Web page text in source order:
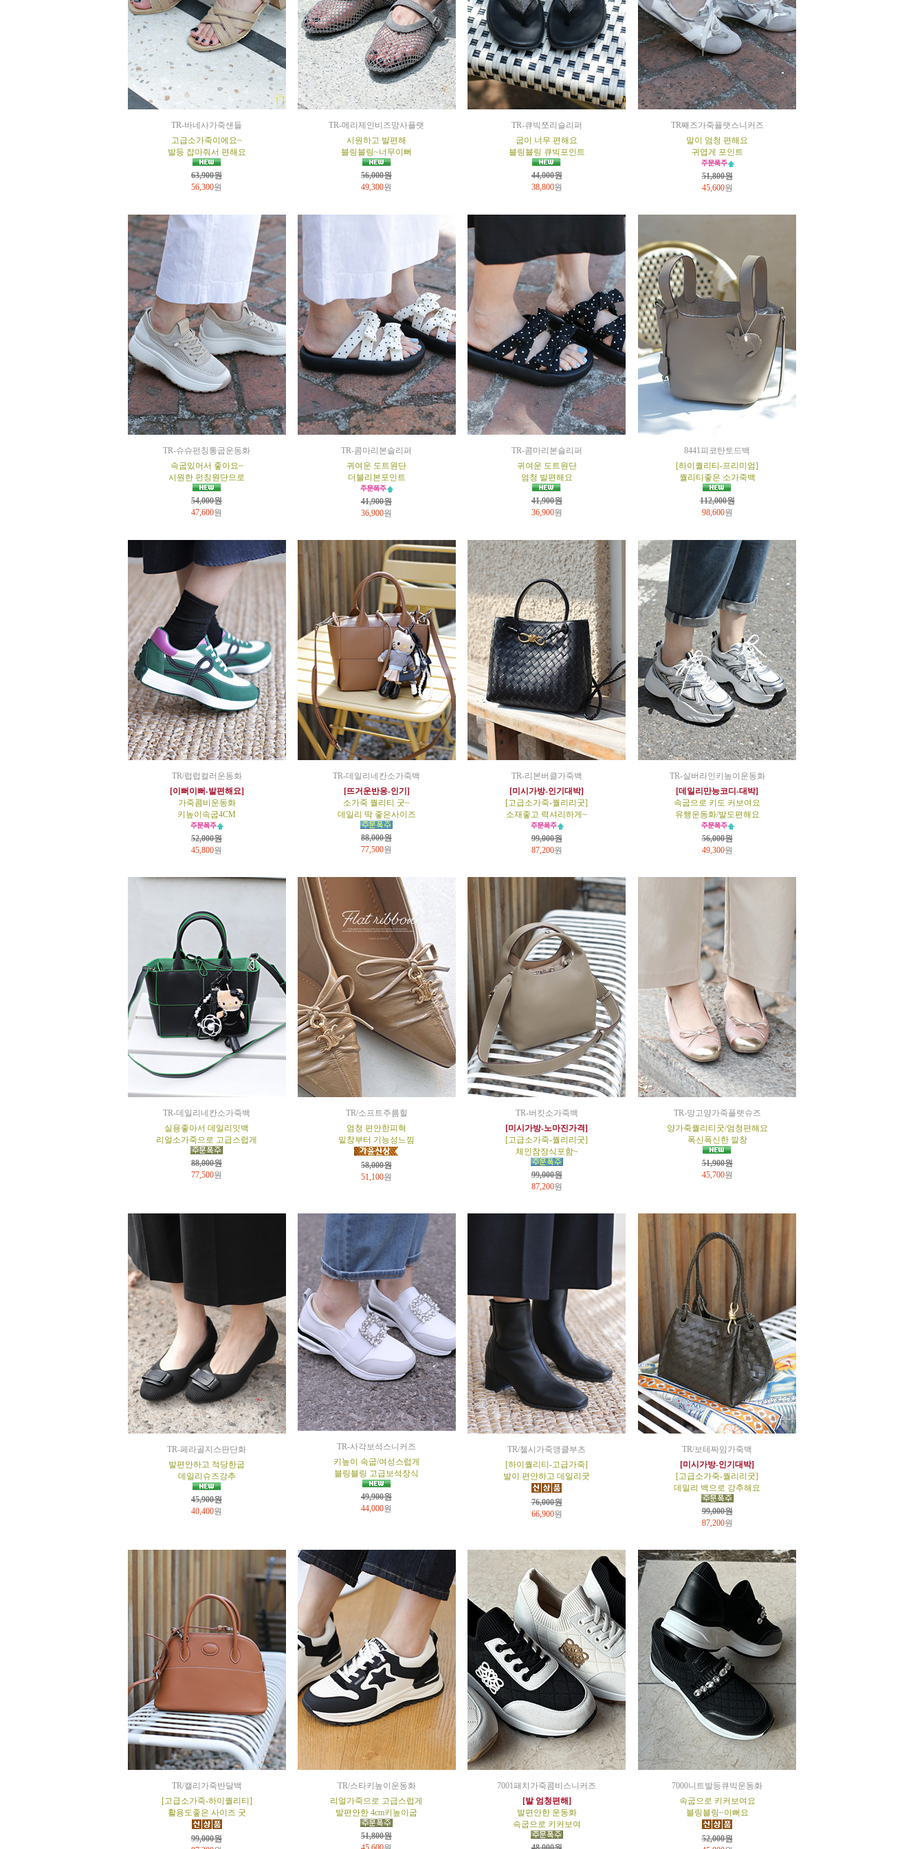
TR-바네사가죽샌들
고급소가죽이에요~
발등 잡아줘서 편해요
63,900원
56,300원
TR-메리제인비즈망사플랫
시원하고 발편해
블링블링~너무이뻐
56,000원
49,300원
TR-큐빅쪼리슬리퍼
굽이 너무 편해요
블링블링 큐빅포인트
44,000원
38,800원
TR째즈가죽플랫스니커즈
말이 엄청 편해요
귀엽게 포인트
51,800원
45,600원
TR-슈슈펀칭통굽운동화
속굽있어서 좋아요~
시원한 펀칭원단으로
54,000원
47,600원
TR-콤마리본슬리퍼
귀여운 도트원단
더블리본포인트
41,900원
36,900원
TR-콤마리본슬리퍼
귀여운 도트원단
엄청 발편해요
41,900원
36,900원
8441피코탄토드백
[하이퀄리티-프리미엄]
퀄리티좋은 소가죽백
112,000원
98,600원
TR/럽럽컬러운동화
[이뻐이뻐-발편해요]
가죽콤비운동화
키높이속굽4CM
52,000원
45,800원
TR-데일리네칸소가죽백
[뜨거운반응-인기]
소가죽 퀄리티 굿~
데일리 딱 좋은사이즈
88,000원
77,500원
TR-리본버클가죽백
[미시가방-인기대박]
[고급소가죽-퀄리리굿]
소재좋고 력셔리하게~
99,000원
87,200원
TR-실버라인키높이운동화
[데일리만능코디-대박]
속굽으로 키도 커보여요
유행운동화/발도편해요
56,000원
49,300원
TR-데일리네칸소가죽백
실용좋아서 데일리잇백
리얼소가죽으로 고급스럽게
88,000원
77,500원
TR/소프트주름힐
엄청 편안한피혁
밑창부터 기능성느낌
58,000원
51,100원
TR-버킷소가죽백
[미시가방-노마진가격]
[고급소가죽-퀄리리굿]
체인참장식포함~
99,000원
87,200원
TR-망고양가죽플랫슈즈
양가죽퀄리티굿/엄청편해요
폭신폭신한 깔창
51,900원
45,700원
TR-페라골지스판단화
발편안하고 적당한굽
데일리슈즈강추
45,900원
40,400원
TR-사각보석스니커즈
키높이 속굽/여성스럽게
블링블링 고급보석장식
49,900원
44,000원
TR/첼시가죽앵클부츠
[하이퀄리티-고급가죽]
발이 편안하고 데일리굿
76,000원
66,900원
TR/보테짜임가죽백
[미시가방-인기대박]
[고급소가죽-퀄리리굿]
데일리 백으로 강추해요
99,000원
87,200원
TR/캘리가죽반달백
[고급소가죽-하이퀄리티]
활용도좋은 사이즈 굿
99,000원
TR/스타키높이운동화
리얼가죽으로 고급스럽게
발편안한 4cm키높이굽
51,800원
7001패치가죽콤비스니커즈
[발 엄청편해]
발편안한 운동화
속굽으로 키커보여
7000니트발등큐빅운동화
속굽으로 키커보여요
블링블링~이뻐요
52,000원